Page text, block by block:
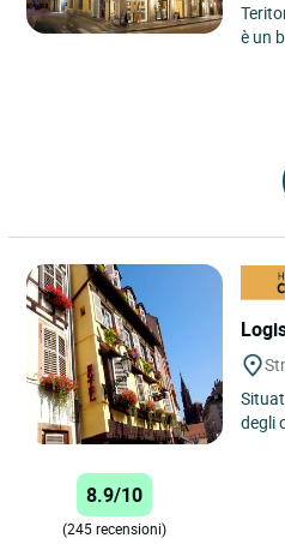
è un
degli
8.9/10
(245 recensioni)